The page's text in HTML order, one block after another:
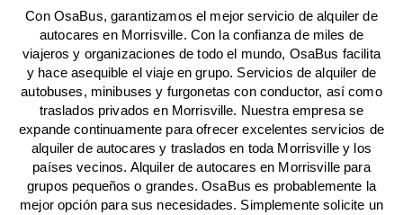
Con OsaBus, garantizamos el mejor servicio de alquiler de
autocares en Morrisville. Con la confianza de miles de
viajeros y organizaciones de todo el mundo, OsaBus facilita
y hace asequible el viaje en grupo. Servicios de alquiler de
autobuses, minibuses y furgonetas con conductor, así como
traslados privados en Morrisville. Nuestra empresa se
expande continuamente para ofrecer excelentes servicios de
alquiler de autocares y traslados en toda Morrisville y los
países vecinos. Alquiler de autocares en Morrisville para
grupos pequeños o grandes. OsaBus es probablemente la
mejor opción para sus necesidades. Simplemente solicite un